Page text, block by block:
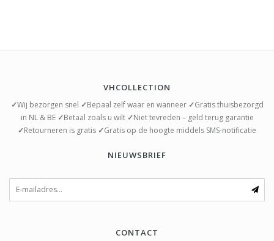
VHCOLLECTION
✓Wij bezorgen snel ✓Bepaal zelf waar en wanneer ✓Gratis thuisbezorgd
in NL & BE ✓Betaal zoals u wilt ✓Niet tevreden – geld terug garantie
✓Retourneren is gratis ✓Gratis op de hoogte middels SMS-notificatie
NIEUWSBRIEF
CONTACT